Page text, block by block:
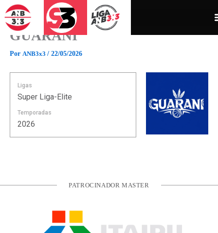
para
conteúdo
GUARANI
Por ANB3x3 / 22/05/2026
Ligas
Super Liga-Elite
Temporadas
2026
PATROCINADOR MASTER